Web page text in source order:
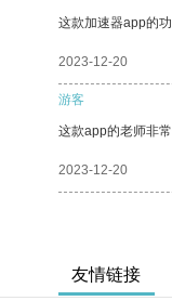
这款加速器app的
2023-12-20
游客
这款app的老师非
2023-12-20
友情链接